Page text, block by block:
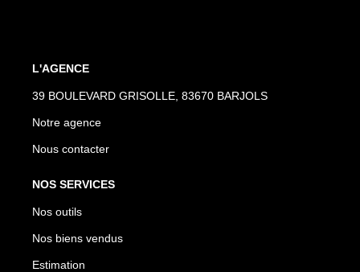
L'AGENCE
39 BOULEVARD GRISOLLE, 83670 BARJOLS
Notre agence
Nous contacter
NOS SERVICES
Nos outils
Nos biens vendus
Estimation